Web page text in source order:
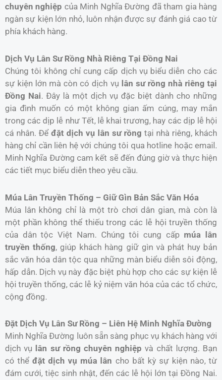
chuyên nghiệp của Minh Nghĩa Đường đã tham gia hàng
ngàn sự kiện lớn nhỏ, luôn nhận được sự đánh giá cao từ
phía khách hàng.
Dịch Vụ Lân Sư Rồng Nhà Riêng Tại Đồng Nai
Chúng tôi không chỉ cung cấp dịch vụ biểu diễn cho các
sự kiện lớn mà còn có dịch vụ lân sư rồng nhà riêng tại
Đồng Nai. Đây là một dịch vụ đặc biệt dành cho những
gia đình muốn có một không gian ấm cúng, may mắn
trong các dịp lễ như Tết, lễ khai trương, hay các dịp lễ hội
cá nhân. Để đặt dịch vụ lân sư rồng tại nhà riêng, khách
hàng chỉ cần liên hệ với chúng tôi qua hotline hoặc email.
Minh Nghĩa Đường cam kết sẽ đến đúng giờ và thực hiện
các tiết mục biểu diễn theo yêu cầu.
Múa Lân Truyền Thống – Giữ Gìn Bản Sắc Văn Hóa
Múa lân không chỉ là một trò chơi dân gian, mà còn là
một phần không thể thiếu trong các lễ hội truyền thống
của dân tộc Việt Nam. Chúng tôi cung cấp múa lân
truyền thống, giúp khách hàng giữ gìn và phát huy bản
sắc văn hóa dân tộc qua những màn biểu diễn sôi động,
hấp dẫn. Dịch vụ này đặc biệt phù hợp cho các sự kiện lễ
hội truyền thống, các lễ kỷ niệm văn hóa của các tổ chức,
cộng đồng.
Đặt Dịch Vụ Lân Sư Rồng – Liên Hệ Minh Nghĩa Đường
Minh Nghĩa Đường luôn sẵn sàng phục vụ khách hàng với
dịch vụ lân sư rồng chuyên nghiệp và chất lượng. Bạn
có thểđặt dịch vụ múa lân cho bất kỳ sự kiện nào, từ
đám cưới, tiệc sinh nhật, đến các lễ hội lớn tại Đồng Nai.